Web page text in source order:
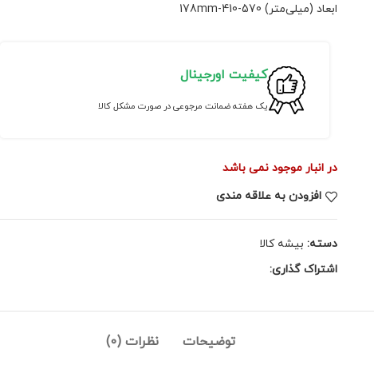
ابعاد (میلی‌متر) 570-410-178mm
کیفیت اورجینال
یک هفته ضمانت مرجوعی در صورت مشکل کالا
در انبار موجود نمی باشد
افزودن به علاقه مندی
دسته: بیشه کالا
اشتراک گذاری:
توضیحات نظرات (0)